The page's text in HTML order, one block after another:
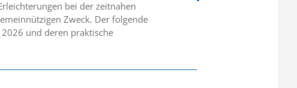
bei der zeitnahen
Zweck. Der folgende
und deren praktische